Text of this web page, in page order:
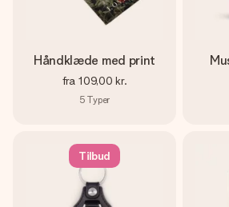
Håndklæde med print
fra 109,00 kr.
5 Typer
Tilbud